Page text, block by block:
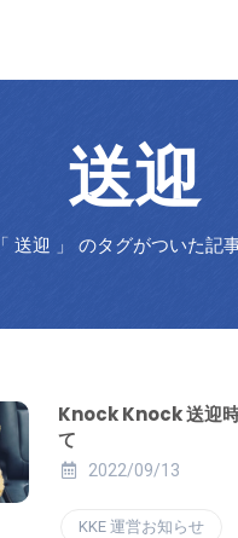
送迎
「 送迎 」 のタグがついた記
Knock Knock 送迎
て
2022/09/13
KKE 運営お知らせ